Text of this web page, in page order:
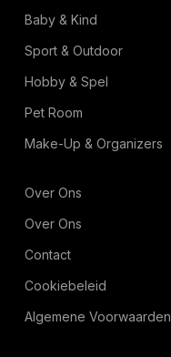
Baby & Kind
Sport & Outdoor
Hobby & Spel
Pet Room
Make-Up & Organizers
Over Ons
Over Ons
Contact
Cookiebeleid
Algemene Voorwaarden